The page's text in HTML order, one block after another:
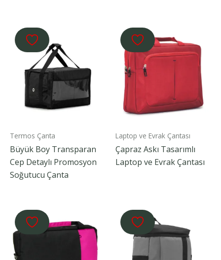
Termos Çanta
Büyük Boy Transparan
Cep Detaylı Promosyon
Soğutucu Çanta
Laptop ve Evrak Çantası
Çapraz Askı Tasarımlı
Laptop ve Evrak Çantası